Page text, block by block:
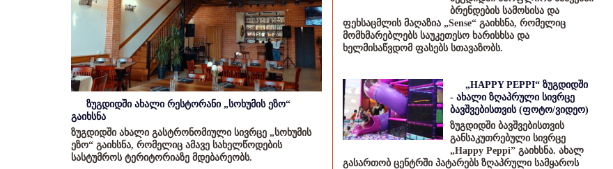
ზუგდიდში ახალი რესტორანი „სოხუმის ეზო“
გაიხსნა
ზუგდიდში ახალი გასტრონომიული სივრცე „სოხუმის
ეზო“ გაიხსნა, რომელიც ამავე სახელწოდების
სასტუმროს ტერიტორიაზე მდებარეობს.
ბრენდების სამოსისა და
ფეხსაცმლის მაღაზია „Sense“ გაიხსნა, რომელიც
მომხმარებლებს საუკეთესო ხარისხსა და
ხელმისაწვდომ ფასებს სთავაზობს.
„HAPPY PEPPI“ ზუგდიდში
- ახალი ზღაპრული სივრცე
ბავშვებისთვის (ფოტო/ვიდეო)
ზუგდიდში ბავშვებისთვის
განსაკუთრებული სივრცე
„Happy Peppi” გაიხსნა. ახალ
გასართობ ცენტრში პატარებს ზღაპრული სამყაროს